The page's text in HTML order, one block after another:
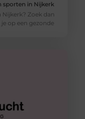
sporten in Nijkerk
Nijkerk? Zoek dan
op een gezonde